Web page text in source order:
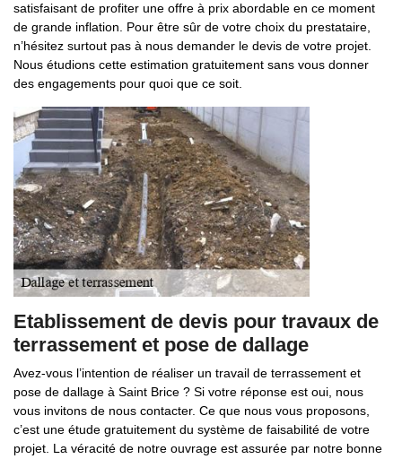
satisfaisant de profiter une offre à prix abordable en ce moment
de grande inflation. Pour être sûr de votre choix du prestataire,
n’hésitez surtout pas à nous demander le devis de votre projet.
Nous étudions cette estimation gratuitement sans vous donner
des engagements pour quoi que ce soit.
Etablissement de devis pour travaux de
terrassement et pose de dallage
Avez-vous l’intention de réaliser un travail de terrassement et
pose de dallage à Saint Brice ? Si votre réponse est oui, nous
vous invitons de nous contacter. Ce que nous vous proposons,
c’est une étude gratuitement du système de faisabilité de votre
projet. La véracité de notre ouvrage est assurée par notre bonne